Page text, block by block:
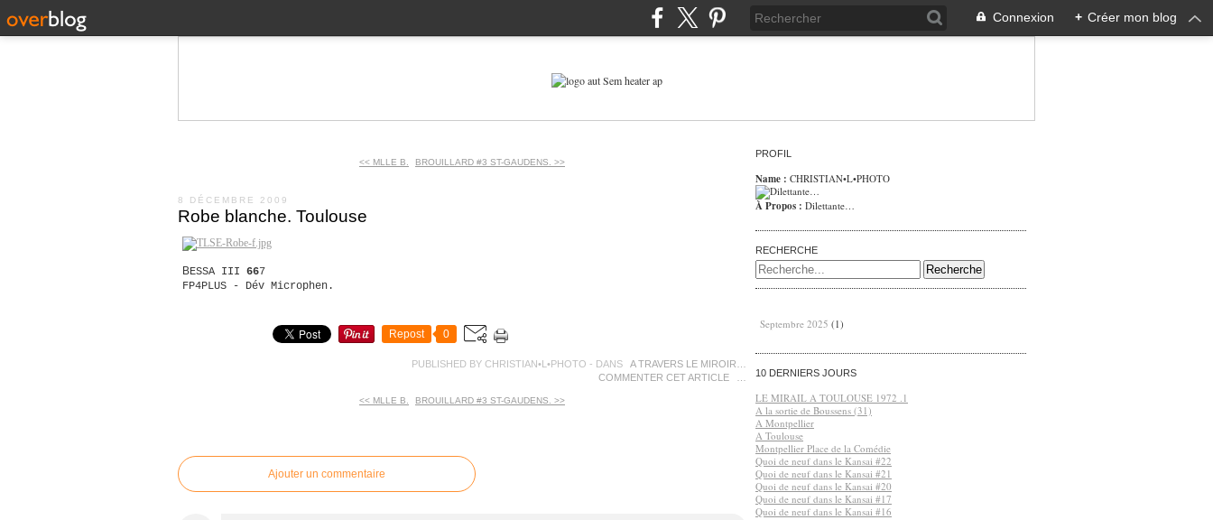
Connexion + Créer mon blog
<< MLLE B. BROUILLARD #3 ST-GAUDENS. >>
8 DÉCEMBRE 2009
Robe blanche. Toulouse
BESSA III 667
FP4PLUS - Dév Microphen.
Repost 0
PUBLISHED BY CHRISTIAN•L•PHOTO - DANS
A TRAVERS LE MIROIR…
COMMENTER CET ARTICLE
<< MLLE B. BROUILLARD #3 ST-GAUDENS. >>
Ajouter un commentaire
PROFIL
Name : CHRISTIAN•L•PHOTO
À Propos : Dilettante…
RECHERCHE
Septembre 2025 (1)
10 DERNIERS JOURS
LE MIRAIL A TOULOUSE 1972 .1
A la sortie de Boussens (31)
A Montpellier
A Toulouse
Montpellier Place de la Comédie
Quoi de neuf dans le Kansai #22
Quoi de neuf dans le Kansai #21
Quoi de neuf dans le Kansai #20
Quoi de neuf dans le Kansai #17
Quoi de neuf dans le Kansai #16